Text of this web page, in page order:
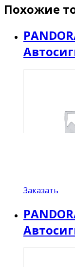
Похожие
Заказать